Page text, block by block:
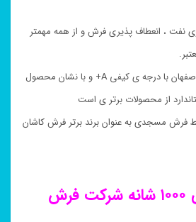
نفت ، انعطاف پذیری فرش و از همه مهمتر
فرش ماشینی طرح افشان اصفهان با درجه ی کیفی A+ و با نشان محصول
از محصولات برتر ی است
فرش مسجدی به عنوان برند برتر فرش کاشان
قیمت فرش های ۱۰۰۰ شانه شرکت فرش